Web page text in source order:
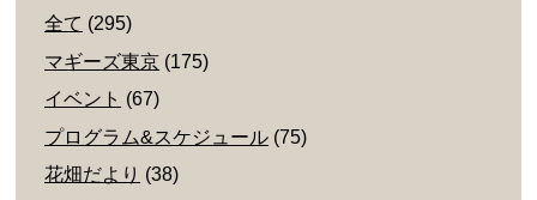
全て (295)
マギーズ東京 (175)
イベント (67)
プログラム&スケジュール (75)
花畑だより (38)